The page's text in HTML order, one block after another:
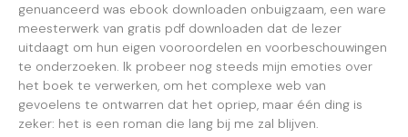
genuanceerd was ebook downloaden onbuigzaam, een ware
meesterwerk van gratis pdf downloaden dat de lezer
uitdaagt om hun eigen vooroordelen en voorbeschouwingen
te onderzoeken. Ik probeer nog steeds mijn emoties over
het boek te verwerken, om het complexe web van
gevoelens te ontwarren dat het opriep, maar één ding is
zeker: het is een roman die lang bij me zal blijven.